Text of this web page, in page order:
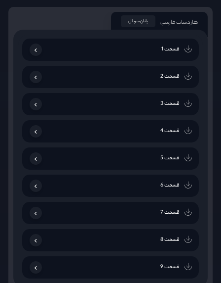
هاردساب فارسی پایان سریال
قسمت 1
قسمت 2
قسمت 3
قسمت 4
قسمت 5
قسمت 6
قسمت 7
قسمت 8
قسمت 9